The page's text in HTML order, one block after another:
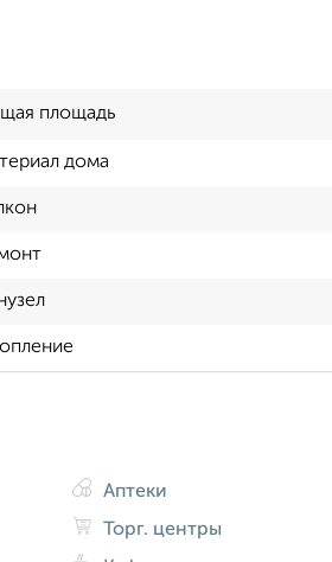
площадь
дома
Аптеки
Торг. центры